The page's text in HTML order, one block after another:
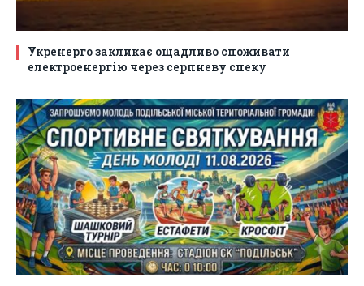
Укренерго закликає ощадливо споживати
електроенергію через серпневу спеку